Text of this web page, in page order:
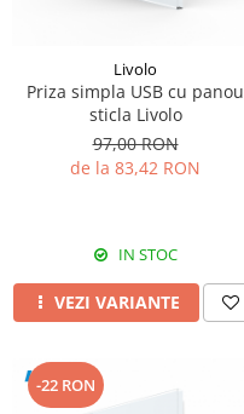
Livolo
Priza simpla USB cu panou
sticla Livolo
97,00 RON
de la 83,42 RON
IN STOC
VEZI VARIANTE
-22 RON